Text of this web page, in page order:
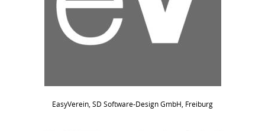
EasyVerein, SD Software-Design GmbH, Freiburg